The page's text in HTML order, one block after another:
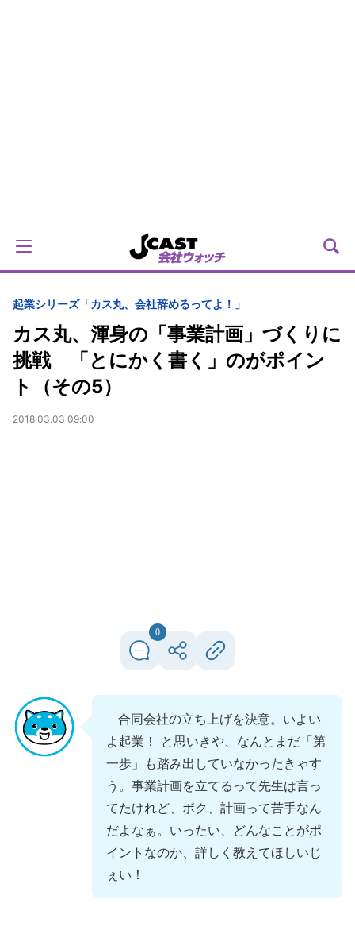
起業シリーズ「カス丸、会社辞めるってよ！」
カス丸、渾身の「事業計画」づくりに
挑戦 「とにかく書く」のがポイン
ト（その5）
2018.03.03 09:00
0
合同会社の立ち上げを決意。いよい
よ起業！ と思いきや、なんとまだ「第
一歩」も踏み出していなかったきゃす
う。事業計画を立てるって先生は言っ
てたけれど、ボク、計画って苦手なん
だよなぁ。いったい、どんなことがポ
イントなのか、詳しく教えてほしいじ
ぇい！